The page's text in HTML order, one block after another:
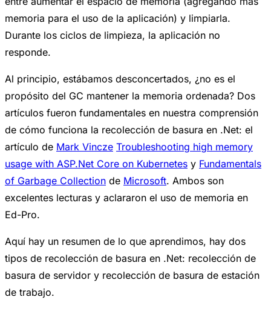
memoria para el uso de la aplicación) y limpiarla.
Durante los ciclos de limpieza, la aplicación no
responde.
Al principio, estábamos desconcertados, ¿no es el
propósito del GC mantener la memoria ordenada? Dos
artículos fueron fundamentales en nuestra comprensión
de cómo funciona la recolección de basura en .Net: el
artículo de Mark Vincze Troubleshooting high memory
usage with ASP.Net Core on Kubernetes y Fundamentals
of Garbage Collection de Microsoft. Ambos son
excelentes lecturas y aclararon el uso de memoria en
Ed-Pro.
Aquí hay un resumen de lo que aprendimos, hay dos
tipos de recolección de basura en .Net: recolección de
basura de servidor y recolección de basura de estación
de trabajo.